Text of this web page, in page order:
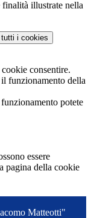
illustrate nella
i cookies
consentire.
funzionamento della
potete
essere
pagina della cookie
Matteotti"